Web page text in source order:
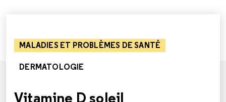
MALADIES ET PROBLÈMES DE SANTÉ
DERMATOLOGIE
Vitamine D soleil